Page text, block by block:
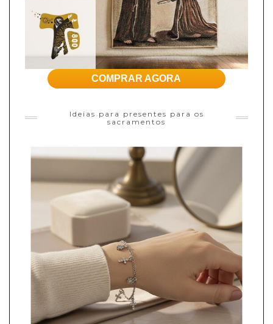
COMPRAR AGORA
Ideias para presentes para os
sacramentos